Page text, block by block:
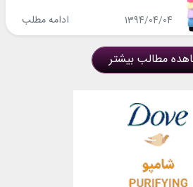
1394/04/04 ادامه مطلب
مطالب بیشتر